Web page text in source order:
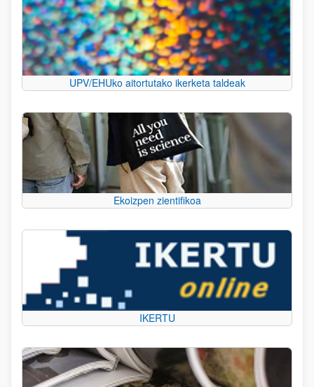
UPV/EHUko aitortutako ikerketa taldeak
Ekoizpen zientifikoa
IKERTU